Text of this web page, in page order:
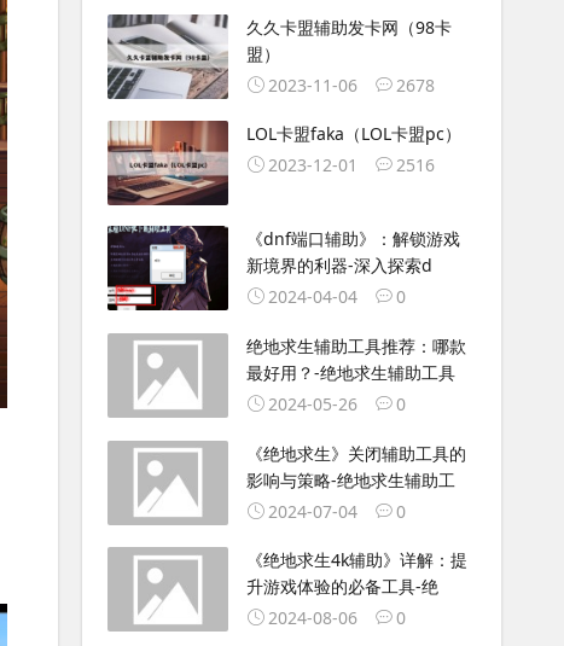
久久卡盟辅助发卡网（98卡
盟）
2023-11-06
2678
LOL卡盟faka（LOL卡盟pc）
2023-12-01
2516
《dnf端口辅助》：解锁游戏
新境界的利器-深入探索d
2024-04-04
0
绝地求生辅助工具推荐：哪款
最好用？-绝地求生辅助工具
2024-05-26
0
《绝地求生》关闭辅助工具的
影响与策略-绝地求生辅助工
2024-07-04
0
《绝地求生4k辅助》详解：提
升游戏体验的必备工具-绝
2024-08-06
0